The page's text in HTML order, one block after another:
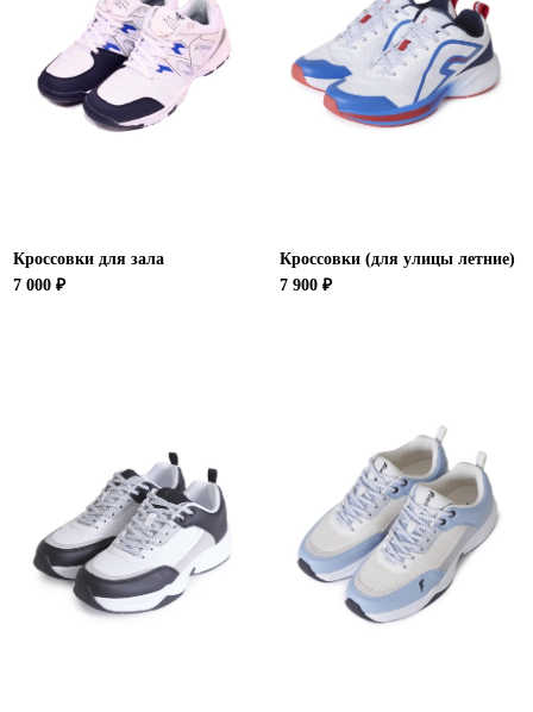
Новосибирская область (3)
Омская область (5)
Республика Башкортостан (3)
Республика Крым (1)
Санкт-Петербург и ЛО (3)
Саратовская область (1)
Тюменская область (3)
Хакасия (1)
Ханты-Мансийский автономный округ (3)
Челябинская область (2)
Кроссовки для зала
7 000 ₽
Кроссовки (для улицы летние)
7 900 ₽